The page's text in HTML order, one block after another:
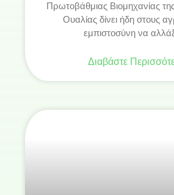
Πρωτοβάθμιας Βιομηχανίας
Ουαλίας δίνει ήδη στους
εμπιστοσύνη να
Διαβάστε